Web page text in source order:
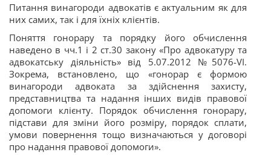
Питання винагороди адвокатів є актуальним як для
них самих, так і для їхніх клієнтів.
Поняття гонорару та порядку його обчислення
наведено в чч.1 і 2 ст.30 закону «Про адвокатуру та
адвокатську діяльність» від 5.07.2012 №5076-VI.
Зокрема, встановлено, що «гонорар є формою
винагороди адвоката за здійснення захисту,
представництва та надання інших видів правової
допомоги клієнту. Порядок обчислення гонорару,
підстави для зміни його розміру, порядок сплати,
умови повернення тощо визначаються у договорі
про надання правової допомоги».